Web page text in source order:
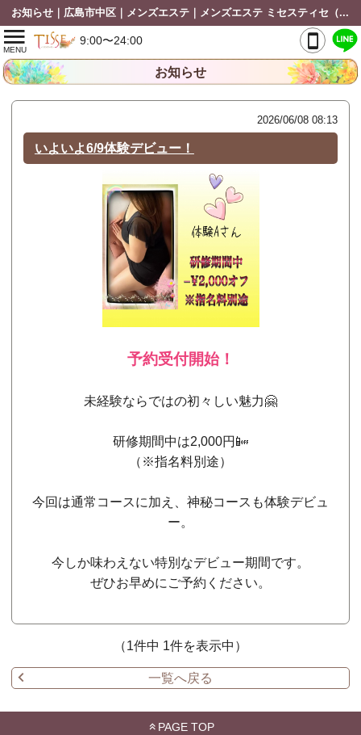
お知らせ｜広島市中区｜メンズエステ｜メンズエステ ミセスティセ（tisse）
MENU
9:00〜24:00
お知らせ
2026/06/08 08:13
いよいよ6/9体験デビュー！
予約受付開始！
未経験ならではの初々しい魅力🤗
研修期間中は2,000円📴
（※指名料別途）
今回は通常コースに加え、神秘コースも体験デビュ
ー。
今しか味わえない特別なデビュー期間です。
ぜひお早めにご予約ください。
（1件中 1件を表示中）
一覧へ戻る
PAGE TOP